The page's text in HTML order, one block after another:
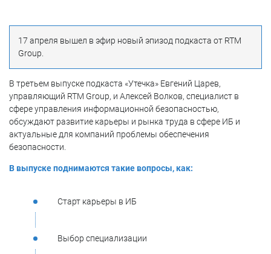
17 апреля вышел в эфир новый эпизод подкаста от RTM
Group.
В третьем выпуске подкаста «Утечка» Евгений Царев,
управляющий RTM Group, и Алексей Волков, специалист в
сфере управления информационной безопасностью,
обсуждают развитие карьеры и рынка труда в сфере ИБ и
актуальные для компаний проблемы обеспечения
безопасности.
В выпуске поднимаются такие вопросы, как:
Старт карьеры в ИБ
Выбор специализации